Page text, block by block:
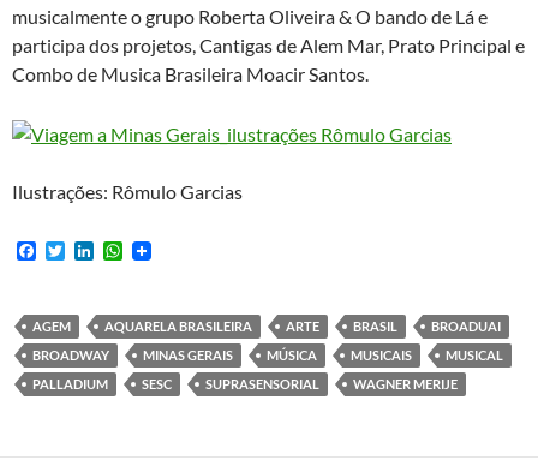
musicalmente o grupo Roberta Oliveira & O bando de Lá e
participa dos projetos, Cantigas de Alem Mar, Prato Principal e
Combo de Musica Brasileira Moacir Santos.
Ilustrações: Rômulo Garcias
F
b
o
o
k
T
t
e
r
e
d
I
n
W
s
A
p
p
AGEM AQUARELA BRASILEIRA ARTE BRASIL
BROADUAI
BROADWAY
MINAS GERAIS MÚSICA MUSICAIS
MUSICAL
PALLADIUM
SESC SUPRASENSORIAL WAGNER MERIJE